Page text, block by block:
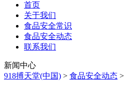
首页
关于我们
食品安全常识
食品安全动态
联系我们
新闻中心
918搏天堂(中国) > 食品安全动态 >